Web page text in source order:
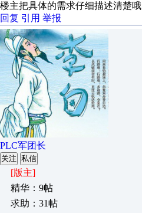
楼主把具体的需求仔细描述清楚哦
回复 引用 举报
PLC军团长
关注 私信
[版主]
精华：9帖
求助：31帖